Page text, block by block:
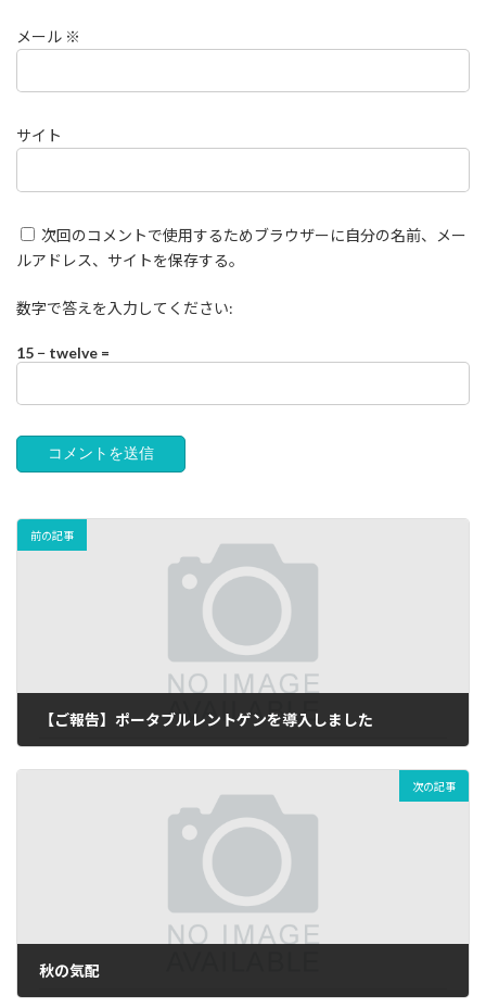
メール ※
サイト
次回のコメントで使用するためブラウザーに自分の名前、メー
ルアドレス、サイトを保存する。
数字で答えを入力してください:
15 − twelve =
前の記事
【ご報告】ポータブルレントゲンを導入しました
次の記事
秋の気配